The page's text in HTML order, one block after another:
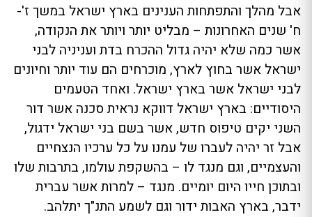
אבל מהלך והתפתחות הענינים בארץ ישראל במשך ז'-
ח' שנים האחרונות – מבליט יותר ויותר את הנקודה,
אשר כמה שלא יהיה גדול ההכרח בדת ועניניה לבני
ישראל אשר בחוץ לארץ, מוכרחים הם עוד יותר וחיונים
לבני ישראל אשר בארץ ישראל. ואחד הטעמים
היסודיים: בארץ ישראל דווקא נראית סכנה אשר דור
השני יקים טיפוס חדש, אשר בשם בני ישראל ידגול,
אבל זר יהיה לעברו של עמנו על כל ערכיו הנצחיים
והעצמיים, וגם מנגד לו – בהשקפת עולמו, בתרבות שלו
ובתוכן חייו היום יומיים. מנגד – למרות אשר עברית
ידבר, בארץ האבות ידור וגם לשמע התנ"ך יתלהב.